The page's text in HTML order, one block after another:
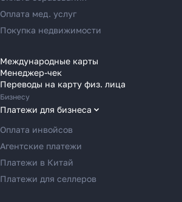
Переводы в Россию
Переводы в Австрию
Переводы в Болгарию
Переводы в Венгрию
Переводы в Великобританию
Переводы в Грецию
Переводы в Германию
Переводы в Ирландию
Переводы в Испанию
Переводы в Италию
Оплата мед. услуг
Покупка недвижимости
Международные карты
Менеджер-чек
Переводы на карту физ. лица
Бизнесу
Платежи для бизнеса
Оплата инвойсов
Агентские платежи
Платежи в Китай
Платежи для селлеров
уступили место платёжным
агентам в 2025 году